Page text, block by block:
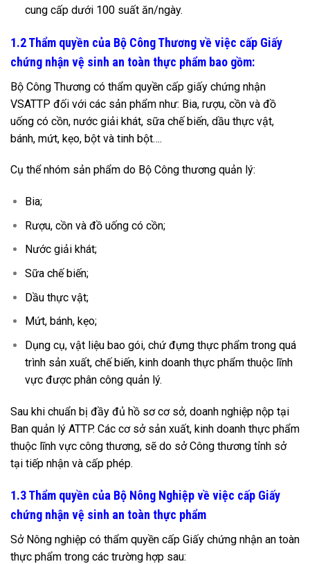
cung cấp dưới 100 suất ăn/ngày.
1.2 Thẩm quyền của Bộ Công Thươngvề việc cấp Giấy
chứng nhận vệ sinh an toàn thực phẩm bao gồm:
Bộ Công Thương có thẩm quyền cấp giấy chứng nhận
VSATTP đối với các sản phẩm như: Bia, rượu, cồn và đồ
uống có cồn, nước giải khát, sữa chế biến, dầu thực vật,
bánh, mứt, kẹo, bột và tinh bột….
Cụ thể nhóm sản phẩm do Bộ Công thương quản lý:
Bia;
Rượu, cồn và đồ uống có cồn;
Nước giải khát;
Sữa chế biến;
Dầu thực vật;
Mứt, bánh, kẹo;
Dụng cụ, vật liệu bao gói, chứ đựng thực phẩm trong quá
trình sản xuất, chế biến, kinh doanh thực phẩm thuộc lĩnh
vực được phân công quản lý.
Sau khi chuẩn bị đầy đủ hồ sơ cơ sở, doanh nghiệp nộp tại
Ban quản lý ATTP. Các cơ sở sản xuất, kinh doanh thực phẩm
thuộc lĩnh vực công thương, sẽ do sở Công thương tỉnh sở
tại tiếp nhận và cấp phép.
1.3 Thẩm quyền của Bộ Nông Nghiệpvề việc cấp Giấy
chứng nhận vệ sinh an toàn thực phẩm
Sở Nông nghiệp có thẩm quyền cấp Giấy chứng nhận an toàn
thực phẩm trong các trường hợp sau: